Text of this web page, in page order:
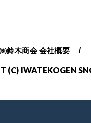
㈱鈴木商会 会社概要
(C) IWATEKOGEN